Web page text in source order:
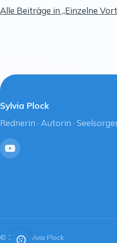
Alle Beiträge in „Einzelne
Sylvia Plock
Rednerin · Autorin ·
YouTube
© 2026 Sylvia Plock